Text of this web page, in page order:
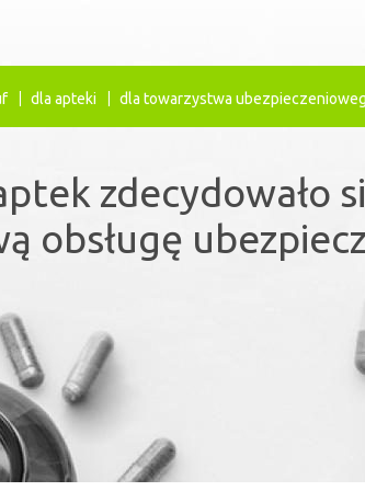
zdecydowało
obsługę
lekowe
refundacji
dla apteki dla towarzystwa